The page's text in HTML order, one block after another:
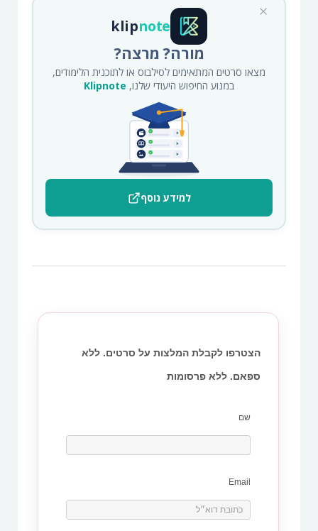
klipnote
מורה? מרצה?
מצאו סרטים המתאימים לסילבוס או לתוכנית הלימודים,
במנוע החיפוש היעודי שלנו, Klipnote
למידע נוסף
הצטרפו לקבלת המלצות על סרטים. ללא
ספאם. ללא פרסומות
שם
Email